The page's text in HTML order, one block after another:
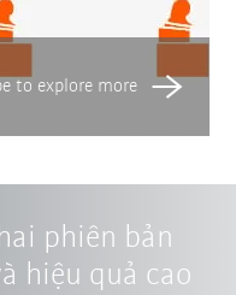
phiên bản
hiệu quả cao